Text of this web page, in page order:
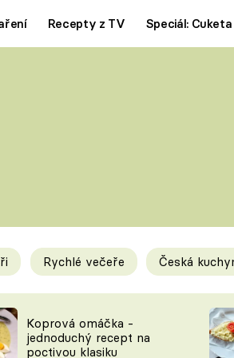
Recepty z TV Speciál: Cuketa
a triky
JÍDLEM
Rychlé večeře Česká
Koprová omáčka -
jednoduchý recept na
poctivou klasiku